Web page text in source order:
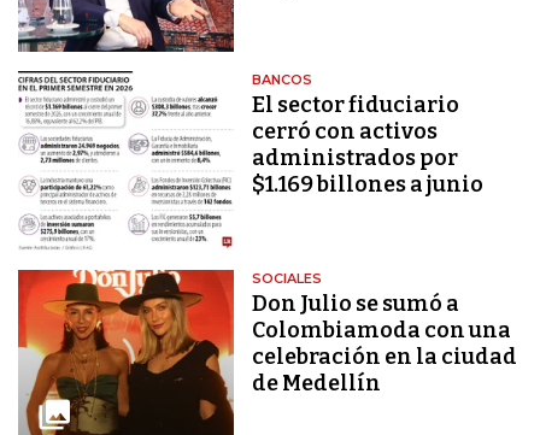
BANCOS
El sector fiduciario
cerró con activos
administrados por
$1.169 billones a junio
SOCIALES
Don Julio se sumó a
Colombiamoda con una
celebración en la ciudad
de Medellín